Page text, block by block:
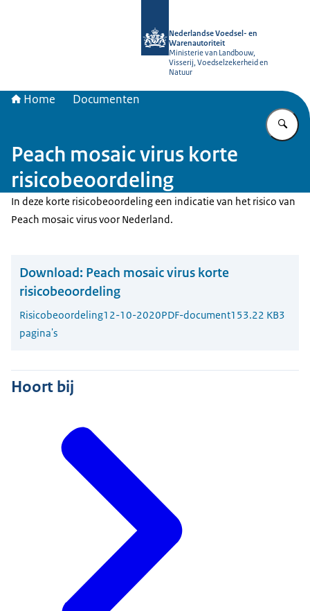
Nederlandse Voedsel- en
Warenautoriteit
Ministerie van Landbouw,
Visserij, Voedselzekerheid en
Natuur
Home Documenten
Peach mosaic virus korte
risicobeoordeling
In deze korte risicobeoordeling een indicatie van het risico van
Peach mosaic virus voor Nederland.
Download: Peach mosaic virus korte
risicobeoordeling
Risicobeoordeling12-10-2020PDF-document153.22 KB3
pagina's
Hoort bij